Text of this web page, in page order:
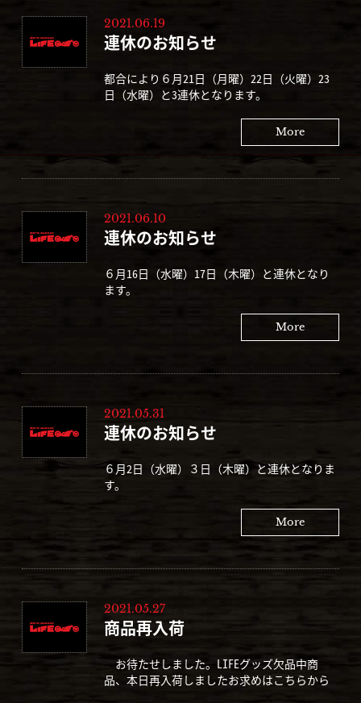
2021.06.19
連休のお知らせ
都合により６月21日（月曜）22日（火曜）23
日（水曜）と3連休となります。
More
2021.06.10
連休のお知らせ
６月16日（水曜）17日（木曜）と連休となり
ます。
More
2021.05.31
連休のお知らせ
６月2日（水曜）３日（木曜）と連休となりま
す。
More
2021.05.27
商品再入荷
お待たせしました。LIFEグッズ欠品中商
品、本日再入荷しましたお求めはこちらから